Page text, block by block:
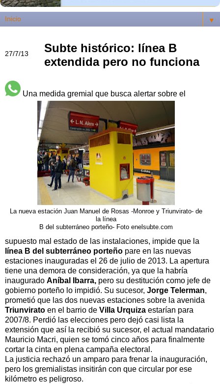
▼
27/7/13
Subte histórico: línea B
extendida pero no funciona
La nueva estación Juan Manuel de Rosas -Monroe y Triunvirato- de
la línea
B del subterráneo porteño- Foto enelsubte.com
Una medida gremial que busca alertar sobre el
supuesto mal estado de las instalaciones, impide que la
línea B del subterráneo porteño pare en las nuevas
estaciones inauguradas el 26 de julio de 2013. La apertura
tiene una demora de consideración, ya que la habría
inaugurado Aníbal Ibarra, pero su destitución como jefe de
gobierno porteño lo impidió. Su sucesor, Jorge Telerman,
prometió que las dos nuevas estaciones sobre la avenida
Triunvirato en el barrio de Villa Urquiza estarían para
2007/8. Perdió las elecciones pero dejó casi lista la
extensión que así la recibió su sucesor, el actual mandatario
Mauricio Macri, quien se tomó cinco años para finalmente
cortar la cinta en plena campaña electoral.
La justicia rechazó un amparo para frenar la inauguración,
pero los gremialistas insitirán con que circular por ese
kilómetro es peligroso.